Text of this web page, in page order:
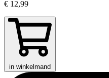
€ 12,99
in winkelmand